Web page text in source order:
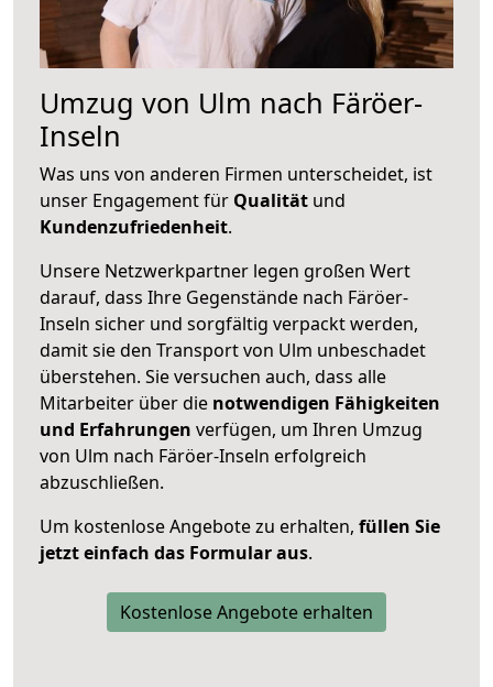
Umzug von Ulm nach Färöer-
Inseln
Was uns von anderen Firmen unterscheidet, ist
unser Engagement für Qualität und
Kundenzufriedenheit.
Unsere Netzwerkpartner legen großen Wert
darauf, dass Ihre Gegenstände nach Färöer-
Inseln sicher und sorgfältig verpackt werden,
damit sie den Transport von Ulm unbeschadet
überstehen. Sie versuchen auch, dass alle
Mitarbeiter über die notwendigen Fähigkeiten
und Erfahrungen verfügen, um Ihren Umzug
von Ulm nach Färöer-Inseln erfolgreich
abzuschließen.
Um kostenlose Angebote zu erhalten, füllen Sie
jetzt einfach das Formular aus.
Kostenlose Angebote erhalten